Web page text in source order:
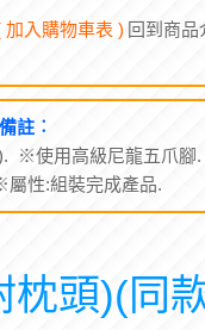
加入購物車表 ) 回到商品
備註︰
※使用高級尼龍五爪腳
性:組裝完成產品.
枕頭)(同